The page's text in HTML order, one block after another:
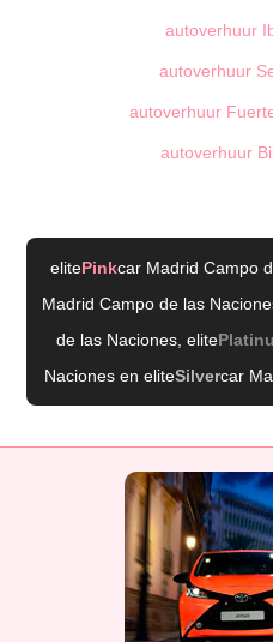
autoverhuur
autoverhuur
autoverhuur
autoverhuur
elitePinkcar Madrid Campo
Madrid Campo de las
de las Naciones, elite
Naciones en eliteSilvercar